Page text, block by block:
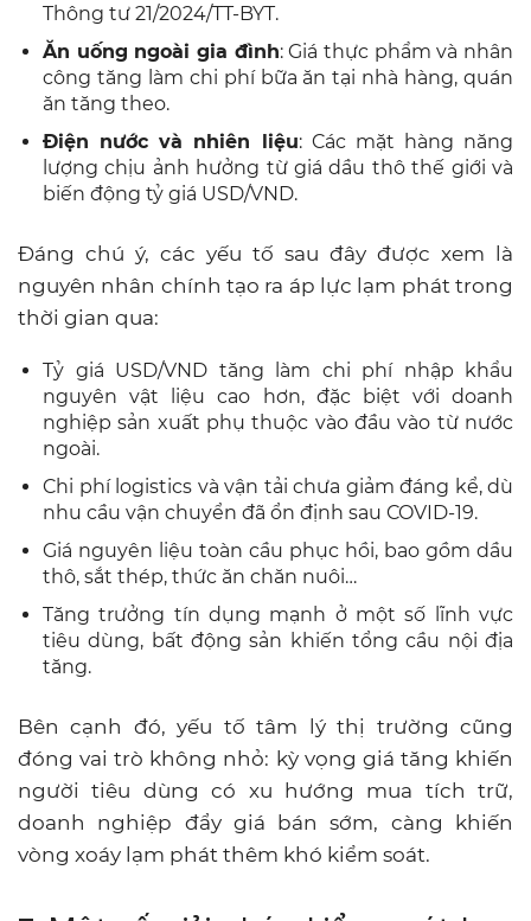
Thông tư 21/2024/TT-BYT.
Ăn uống ngoài gia đình: Giá thực phẩm và nhân
công tăng làm chi phí bữa ăn tại nhà hàng, quán
ăn tăng theo.
Điện nước và nhiên liệu: Các mặt hàng năng
lượng chịu ảnh hưởng từ giá dầu thô thế giới và
biến động tỷ giá USD/VND.
Đáng chú ý, các yếu tố sau đây được xem là
nguyên nhân chính tạo ra áp lực lạm phát trong
thời gian qua:
Tỷ giá USD/VND tăng làm chi phí nhập khẩu
nguyên vật liệu cao hơn, đặc biệt với doanh
nghiệp sản xuất phụ thuộc vào đầu vào từ nước
ngoài.
Chi phí logistics và vận tải chưa giảm đáng kể, dù
nhu cầu vận chuyển đã ổn định sau COVID-19.
Giá nguyên liệu toàn cầu phục hồi, bao gồm dầu
thô, sắt thép, thức ăn chăn nuôi…
Tăng trưởng tín dụng mạnh ở một số lĩnh vực
tiêu dùng, bất động sản khiến tổng cầu nội địa
tăng.
Bên cạnh đó, yếu tố tâm lý thị trường cũng
đóng vai trò không nhỏ: kỳ vọng giá tăng khiến
người tiêu dùng có xu hướng mua tích trữ,
doanh nghiệp đẩy giá bán sớm, càng khiến
vòng xoáy lạm phát thêm khó kiểm soát.